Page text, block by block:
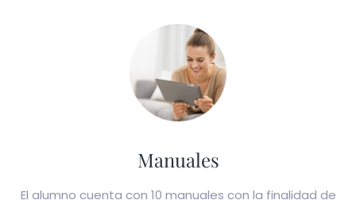
Manuales
El alumno cuenta con 10 manuales con la finalidad de